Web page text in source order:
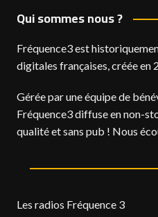
Qui sommes nous ?
Fréquence3 est
digitales françaises, créée en
Gérée par une équipe de
Fréquence3 diffuse en non-
qualité et sans pub ! Nous
Les radios Fréquence 3